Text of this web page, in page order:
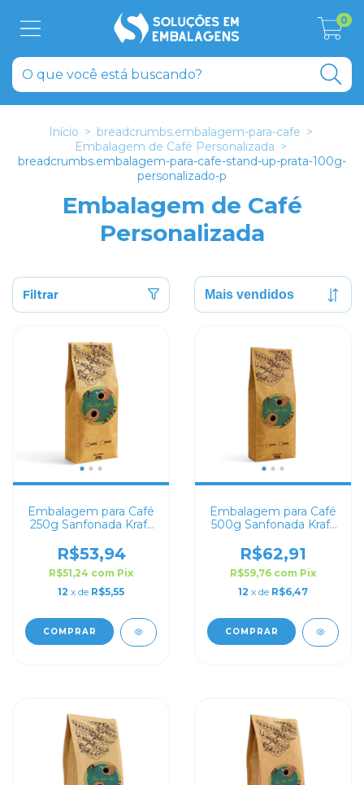
0
Início > breadcrumbs.embalagem-para-cafe >
Embalagem de Café Personalizada >
breadcrumbs.embalagem-para-cafe-stand-up-prata-100g-
personalizado-p
Embalagem de Café
Personalizada
Filtrar
Embalagem para Café
250g Sanfonada Kraft
R$53,94
R$51,24 com Pix
12 x de R$5,55
COMPRAR
Embalagem para Café
500g Sanfonada Kraft
R$62,91
R$59,76 com Pix
12 x de R$6,47
COMPRAR